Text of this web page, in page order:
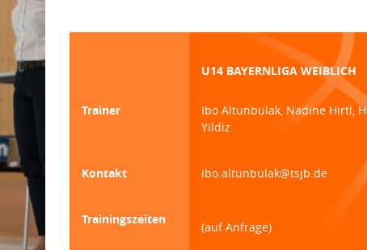
U14 BAYERNLIGA WEIBLICH
Trainer
Ibo Altunbulak, Nadine Hirtl,
Yildiz
Kontakt ibo.altunbulak@tsjb.de
Trainingszeiten
(auf Anfrage)